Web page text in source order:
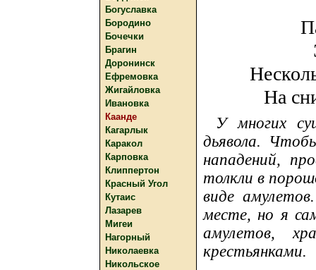
Богуславка
Бородино
Бочечки
Брагин
Доронинск
Ефремовка
Жигайловка
Ивановка
Каанде
Кагарлык
Каракол
Карповка
Клиппертон
Красный Угол
Кутаис
Лазарев
Мигеи
Нагорный
Николаевка
Никольское
На
У многих
дьявола.
нападений,
толкли в
виде
месте, но я
амулетов,
крестьянками.